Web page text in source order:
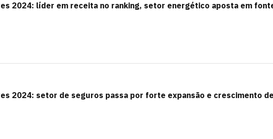
2024: líder em receita no ranking, setor energético aposta em
2024: setor de seguros passa por forte expansão e crescimento